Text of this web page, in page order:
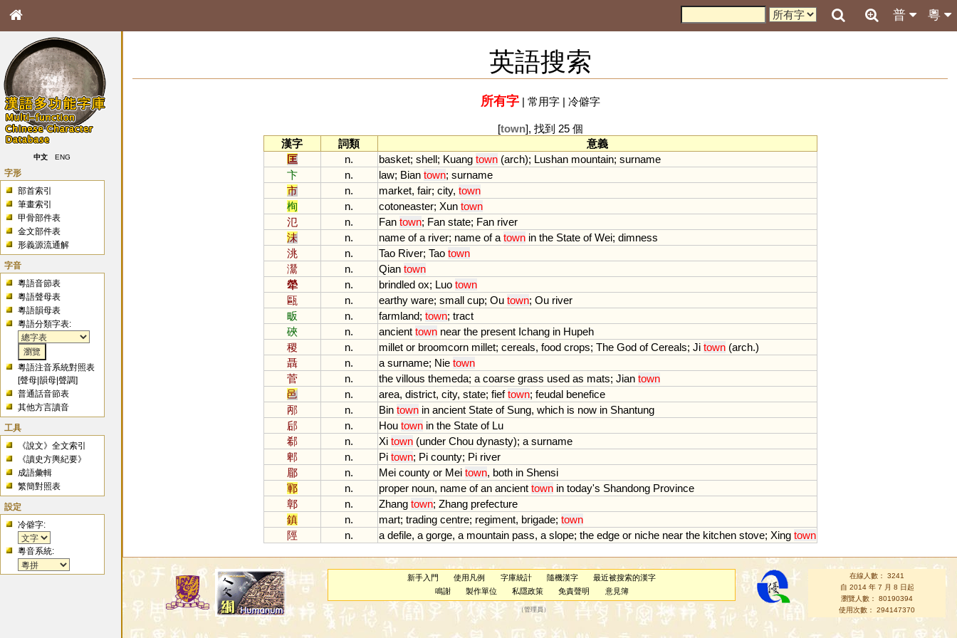
粵
普
中文 ENG
字形
部首索引
筆畫索引
甲骨部件表
金文部件表
形義源流通解
字音
粵語音節表
粵語聲母表
粵語韻母表
粵語分類字表:
粵語注音系統對照表
[聲母 |韻母 |聲調]
普通話音節表
其他方言讀音
工具
《說文》全文索引
《讀史方輿紀要》
成語彙輯
繁簡對照表
設定
冷僻字:
粵音系統:
英語搜索
所有字| 常用字| 冷僻字
[town], 找到 25 個
漢字
詞類
意義
匡
n. basket; shell; Kuang town(arch); Lushan mountain; surname
卞
n. law; Bian town; surname
市
n. market, fair; city, town
栒
n. cotoneaster; Xun town
氾
n. Fan town; Fan state; Fan river
沬
n. name of a river; name of a town in the State of Wei; dimness
洮
n. Tao River; Tao town
灊
n. Qian town
犖
n. brindled ox; Luo town
甌
n. earthy ware; small cup; Ou town; Ou river
畈
n. farmland; town; tract
硤
n. ancient town near the present Ichang in Hupeh
稷
n. millet or broomcorn millet; cereals, food crops; The God of Cereals; Ji town(arch.)
聶
n. a surname; Nie town
菅
n. the villous themeda; a coarse grass used as mats; Jian town
邑
n. area, district, city, state; fief town; feudal benefice
邴
n. Bin town in ancient State of Sung, which is now in Shantung
郈
n. Hou town in the State of Lu
郗
n. Xi town(under Chou dynasty); a surname
郫
n. Pi town; Pi county; Pi river
郿
n. Mei county or Mei town, both in Shensi
鄆
n. proper noun, name of an ancient town in today's Shandong Province
鄣
n. Zhang town; Zhang prefecture
鎮
n. mart; trading centre; regiment, brigade; town
陘
n. a defile, a gorge, a mountain pass, a slope; the edge or niche near the kitchen stove; Xing town
新手入門 使用凡例 字庫統計 隨機漢字
最近被搜索的漢字
鳴謝
製作單位 私隱政策 免責聲明 意見簿
（管理員）
在線人數： 3241
自 2014 年 7 月 8 日起
瀏覽人數： 80190394
使用次數： 294147370